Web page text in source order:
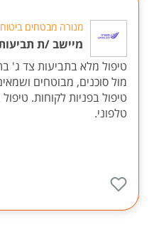
מנורה מבטחים ביטוח
מיישב /ת
טיפול מלא בתביעות צד ג'
מול סוכנים, מבוטחים
טיפול בפניות לקוחות.
טלפוני.